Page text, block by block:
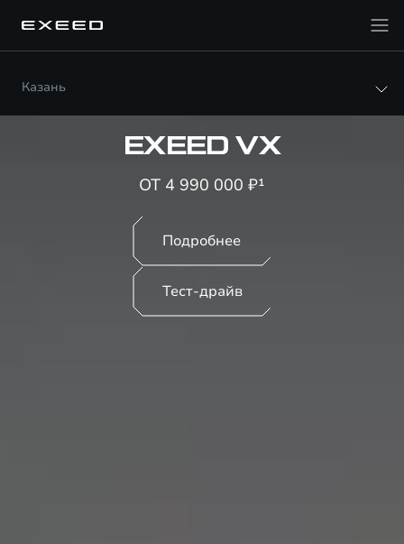
Казань
EXEED VX
ОТ 4 990 000 ₽¹
Подробнее
Тест-драйв